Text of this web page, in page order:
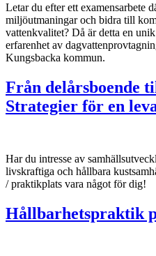
Letar du efter ett examensarbete
miljöutmaningar och bidra till
vattenkvalitet? Då är detta en
erfarenhet av
Kungsbacka kommun.
Från delårsboende
Strategier för en
Har du intresse av
livskraftiga och hållbara
/ praktikplats vara något för dig!
Hållbarhetspraktik